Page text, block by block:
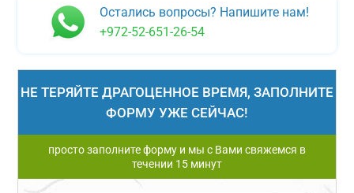
Остались вопросы? Напишите нам!
+972-52-651-26-54
НЕ ТЕРЯЙТЕ ДРАГОЦЕННОЕ ВРЕМЯ, ЗАПОЛНИТЕ
ФОРМУ УЖЕ СЕЙЧАС!
просто заполните форму и мы с Вами свяжемся в
течении 15 минут